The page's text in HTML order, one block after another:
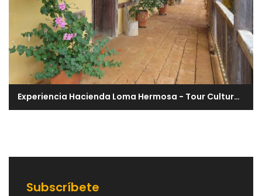
Experiencia Hacienda Loma Hermosa - Tour Cultural y Natural
Subscríbete